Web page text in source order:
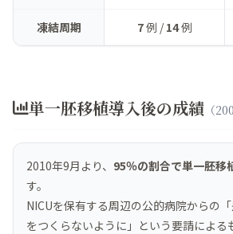
凍結周期 7例 / 14例
単一胚移植導入後の成績 （
2010年9月より、 95％の割合で単一胚移
す。
NICUを保有する周辺の公的病院からの
をつくらないように」という要請による